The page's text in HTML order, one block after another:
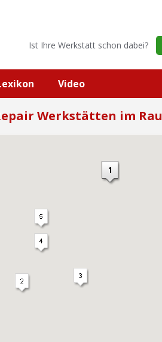
Ist Ihre Werkstatt schon dabei?
Video
Werkstätten im